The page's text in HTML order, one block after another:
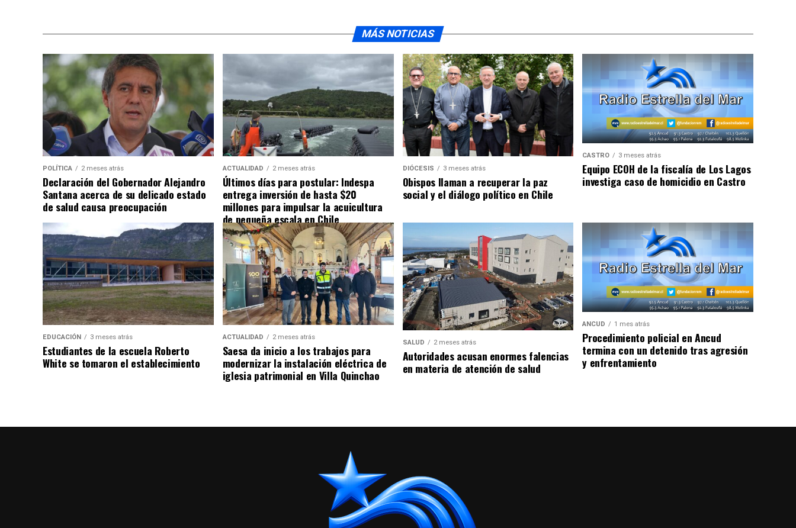
MÁS NOTICIAS
POLÍTICA 2 meses atrás
Declaración del Gobernador Alejandro
Santana acerca de su delicado estado
de salud causa preocupación
ACTUALIDAD 2 meses atrás
Últimos días para postular: Indespa
entrega inversión de hasta $20
millones para impulsar la acuicultura
de pequeña escala en Chile
DIÓCESIS 3 meses atrás
Obispos llaman a recuperar la paz
social y el diálogo político en Chile
CASTRO 3 meses atrás
Equipo ECOH de la fiscalía de Los Lagos
investiga caso de homicidio en Castro
EDUCACIÓN 3 meses atrás
Estudiantes de la escuela Roberto
White se tomaron el establecimiento
ACTUALIDAD 2 meses atrás
Saesa da inicio a los trabajos para
modernizar la instalación eléctrica de
iglesia patrimonial en Villa Quinchao
SALUD 2 meses atrás
Autoridades acusan enormes falencias
en materia de atención de salud
ANCUD 1 mes atrás
Procedimiento policial en Ancud
termina con un detenido tras agresión
y enfrentamiento